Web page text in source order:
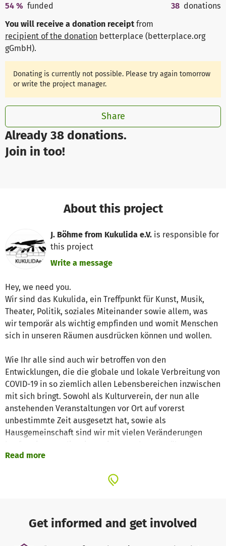
Already 38 donations.
Join in too!
54 % funded 38 donations
You will receive a donation receipt from
recipient of the donation betterplace (betterplace.org
gGmbH).
Donating is currently not possible. Please try again tomorrow
or write the project manager.
Share
About this project
J. Böhme from Kukulida e.V. is responsible for
this project
Write a message
Hey, we need you.
Wir sind das Kukulida, ein Treffpunkt für Kunst, Musik,
Theater, Politik, soziales Miteinander sowie allem, was
wir temporär als wichtig empfinden und womit Menschen
sich in unseren Räumen ausdrücken können und wollen.
Wie Ihr alle sind auch wir betroffen von den
Entwicklungen, die die globale und lokale Verbreitung von
COVID-19 in so ziemlich allen Lebensbereichen inzwischen
mit sich bringt. Sowohl als Kulturverein, der nun alle
anstehenden Veranstaltungen vor Ort auf vorerst
unbestimmte Zeit ausgesetzt hat, sowie als
Hausgemeinschaft sind wir mit vielen Veränderungen
versuchen.
Besonders bedrückt sind wir wegen des unbelebten
Wir wollen trotzdem nicht tatenlos bleiben und die
Zwangspause nutzen, um den Veranstaltungsraum
Read more
Get informed and get involved